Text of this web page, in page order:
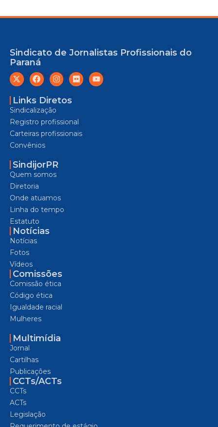
Sindicato de Jornalistas Profissionais do
Paraná
Links Diretos
Sindicalização
Registro profissional
Carteiras profissionais
Convênios
SindijorPR
Quem somos
Diretoria
Onde atuamos
Linha do tempo
Estatuto
Notícias
Notícias
Fotos
Vídeos
Comissões
Comissão ética
Código ética
Igualdade racial
Mulheres
Multimídia
Jornal
Cartilhas
Publicações
CCTs/ACTs
CCTs
ACTs
Legislação